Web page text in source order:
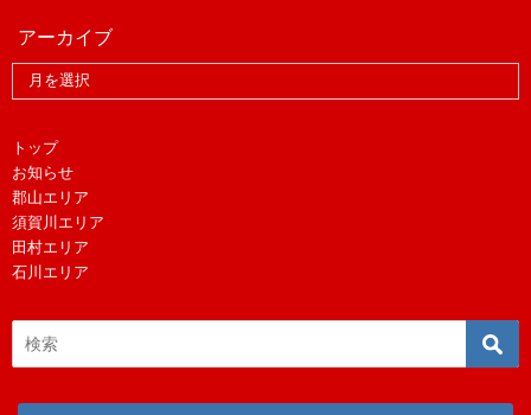
アーカイブ
トップ
お知らせ
郡山エリア
須賀川エリア
田村エリア
石川エリア